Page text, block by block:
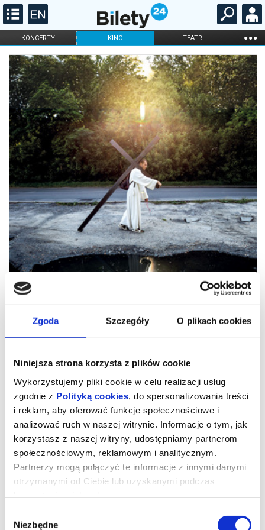
Zgoda Szczegóły O plikach cookies
Niniejsza strona korzysta z plików cookie
Wykorzystujemy pliki cookie w celu realizacji usług
zgodnie z Polityką cookies , do spersonalizowania treści
i reklam, aby oferować funkcje społecznościowe i
analizować ruch w naszej witrynie. Informacje o tym, jak
korzystasz z naszej witryny, udostępniamy partnerom
społecznościowym, reklamowym i analitycznym.
Partnerzy mogą połączyć te informacje z innymi danymi
otrzymanymi od Ciebie lub uzyskanymi podczas
zgody
Niezbędne
KONCERTY KINO TEATR ...
FILHARMONIA OPERA I BALET
STAND-UP
DLA DZIECI
ONLINE KARNETY
Posłani (PL)
„Posłani” to poruszająca opowieść o Bogu działającym tu i teraz —
w życiu zwykłych ludzi, w ich decyzjach, kryzysach i przełomach.
która potrafi podtrzymać człowieka, gdy sam już nie daje
Ulewińskiego, który przemierza niemal 650 kilometrów przez
Polskę, niosąc 15-kilogramowy krzyż. Trasa — od Zalewu